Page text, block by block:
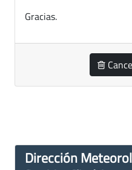
Gracias.
Dirección